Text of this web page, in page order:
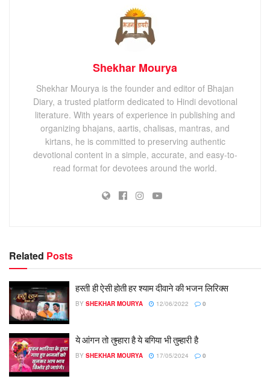
Shekhar Mourya
Shekhar Mourya is the founder and editor of Bhajan
Diary, a trusted platform dedicated to Hindi devotional
literature. With years of experience in publishing and
organizing bhajans, aartis, chalisas, mantras, and
kirtans, he is committed to preserving authentic
devotional content in a simple, accurate, and easy-to-
read format for devotees around the world.
Related Posts
हस्ती ही ऐसी होती हर श्याम दीवाने की भजन लिरिक्स
BY SHEKHAR MOURYA 12/06/2022 0
ये आंगन तो तुम्हारा है ये बगिया भी तुम्हारी है
BY SHEKHAR MOURYA 17/05/2024 0